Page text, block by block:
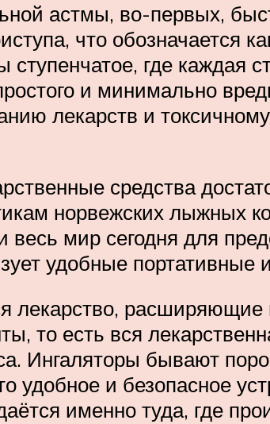
астмы, во-первых,
что обозначается
ступенчатое, где каждая
и минимально
лекарств и
средства
норвежских лыжных
мир сегодня для
удобные портативные
лекарство,
то есть вся
Ингаляторы бывают
удобное и безопасное
именно туда, где